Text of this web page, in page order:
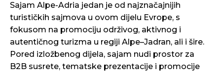
Sajam Alpe-Adria jedan je od najznačajnijih
turističkih sajmova u ovom dijelu Evrope, s
fokusom na promociju održivog, aktivnog i
autentičnog turizma u regiji Alpe–Jadran, ali i šire.
Pored izložbenog dijela, sajam nudi prostor za
B2B susrete, tematske prezentacije i promocije